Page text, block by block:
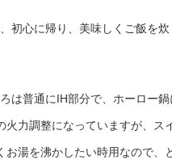
初心に帰り、美味しくご飯を
は普通にIH部分で、ホーロー鍋
火力調整になっていますが、ス
お湯を沸かしたい時用なので